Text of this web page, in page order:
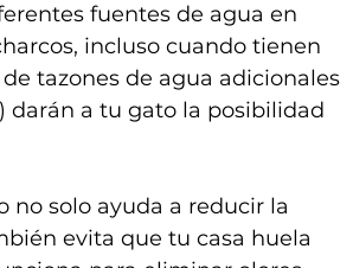
fuentes de agua en
incluso cuando tienen
tazones de agua adicionales
darán a tu gato la posibilidad
no solo ayuda a reducir la
evita que tu casa huela